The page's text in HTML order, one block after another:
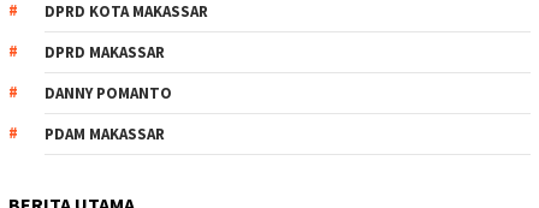
DPRD KOTA MAKASSAR
DPRD MAKASSAR
DANNY POMANTO
PDAM MAKASSAR